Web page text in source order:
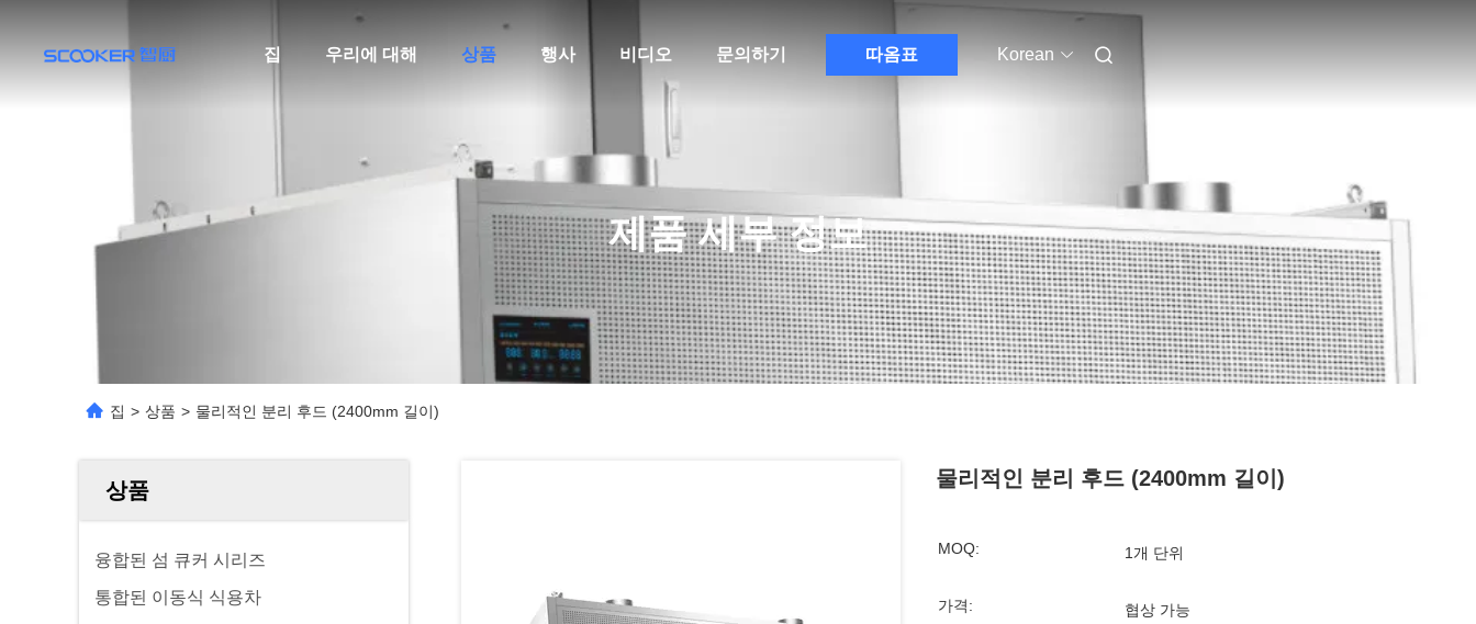
집 우리에 대해 상품 행사 비디오 문의하기 따옴표 Korean
제품 세부 정보
집 > 상품 > 물리적인 분리 후드 (2400mm 길이)
상품
융합된 섬 큐커 시리즈
통합된 이동식 식용차
물리적인 분리 후드 (2400mm 길이)
MOQ: 1개 단위
가격: 협상 가능